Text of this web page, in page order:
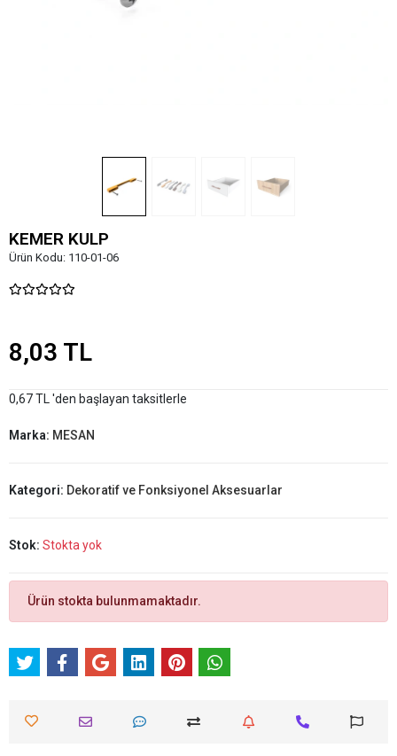
KEMER KULP
Ürün Kodu: 110-01-06
8,03 TL
0,67 TL 'den başlayan taksitlerle
Marka: MESAN
Kategori: Dekoratif ve Fonksiyonel Aksesuarlar
Stok: Stokta yok
Ürün stokta bulunmamaktadır.